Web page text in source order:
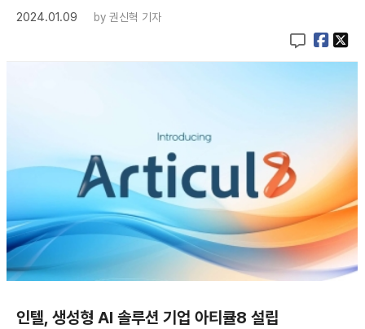
2024.01.09
by 권신혁 기자
인텔, 생성형 AI 솔루션 기업 아티큘8 설립